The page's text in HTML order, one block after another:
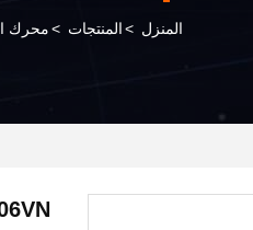
المنزل >المنتجات >محرك